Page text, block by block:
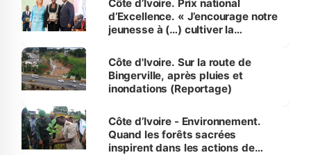
Côte d’Ivoire. Prix national
d’Excellence. « J’encourage notre
jeunesse à (…) cultiver la
(Alassane Ouattara
Côte d'Ivoire. Sur la route de
Bingerville, après pluies et
inondations (Reportage)
Côte d’Ivoire - Environnement.
Quand les forêts sacrées
inspirent dans les actions de